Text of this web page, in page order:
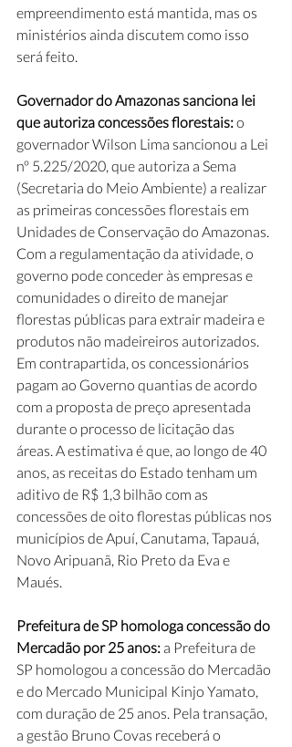
empreendimento está mantida, mas os
ministérios ainda discutem como isso
será feito.
Governador do Amazonas sanciona lei
que autoriza concessões florestais: o
governador Wilson Lima sancionou a Lei
nº 5.225/2020, que autoriza a Sema
(Secretaria do Meio Ambiente) a realizar
as primeiras concessões florestais em
Unidades de Conservação do Amazonas.
Com a regulamentação da atividade, o
governo pode conceder às empresas e
comunidades o direito de manejar
florestas públicas para extrair madeira e
produtos não madeireiros autorizados.
Em contrapartida, os concessionários
pagam ao Governo quantias de acordo
com a proposta de preço apresentada
durante o processo de licitação das
áreas. A estimativa é que, ao longo de 40
anos, as receitas do Estado tenham um
aditivo de R$ 1,3 bilhão com as
concessões de oito florestas públicas nos
municípios de Apuí, Canutama, Tapauá,
Novo Aripuanã, Rio Preto da Eva e
Maués.
Prefeitura de SP homologa concessão do
Mercadão por 25 anos: a Prefeitura de
SP homologou a concessão do Mercadão
e do Mercado Municipal Kinjo Yamato,
com duração de 25 anos. Pela transação,
a gestão Bruno Covas receberá o